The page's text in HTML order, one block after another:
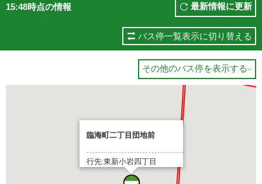
15:48時点の情報 最新情報に更新
バス停一覧表示に切り替える
その他のバス停を表示する 
臨海町二丁目団地前
行先:東新小岩四丁目